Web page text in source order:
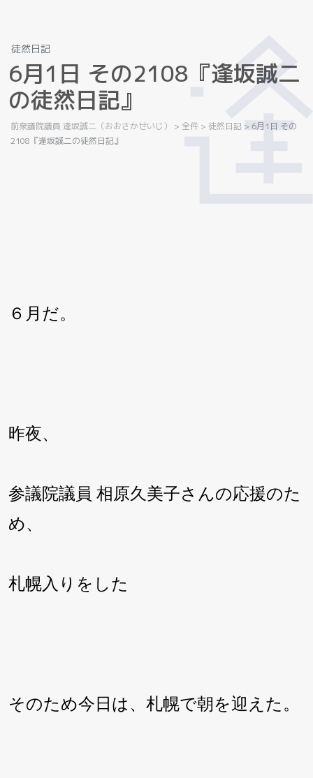
徒然日記
6月1 日 その2108 『逢坂誠二
の徒然日記』
前衆議院議員 逢坂誠二（おおさかせいじ） > 全件 > 徒然日記 > 6月1日 その
2108『逢坂誠二の徒然日記』
６月だ。
昨夜、
参議院議員 相原久美子さんの応援のた
め、
札幌入りをした
そのため今日は、札幌で朝を迎えた。